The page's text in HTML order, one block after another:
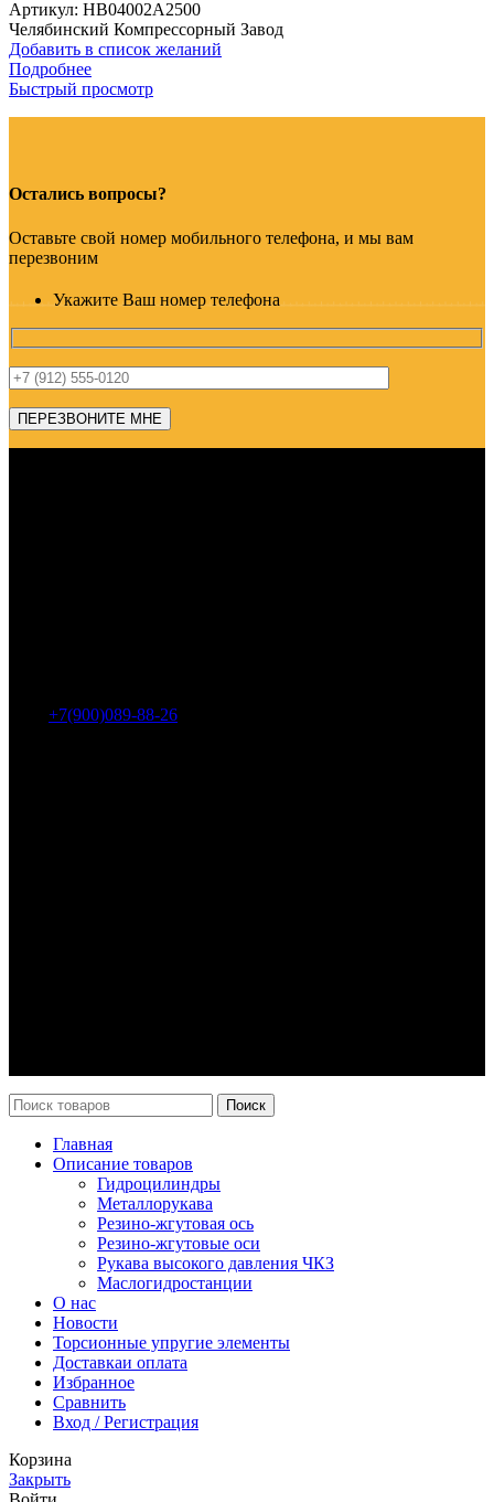
Артикул: HB04002A2500
Челябинский Компрессорный Завод
Добавить в список желаний
Подробнее
Быстрый просмотр
Остались вопросы?
Оставьте свой номер мобильного телефона, и мы вам
перезвоним
Укажите Ваш номер телефона
+7(900)089-88-26
Поиск
Главная
Описание товаров
Гидроцилиндры
Металлорукава
Резино-жгутовая ось
Резино-жгутовые оси
Рукава высокого давления ЧКЗ
Маслогидростанции
О нас
Новости
Торсионные упругие элементы
Доставкаи оплата
Избранное
Сравнить
Вход / Регистрация
Корзина
Закрыть